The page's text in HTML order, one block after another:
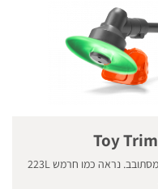
צעצוע עם צליל של חרמש, נורת LED וראש מסתובב. נראה כמו חרמש 223L